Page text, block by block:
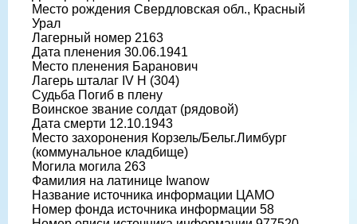
Место рождения Свердловская обл., Красный
Урал
Лагерный номер 2163
Дата пленения 30.06.1941
Место пленения Баранович
Лагерь шталаг IV H (304)
Судьба Погиб в плену
Воинское звание солдат (рядовой)
Дата смерти 12.10.1943
Место захоронения Корзель/Бельг.Лимбург
(коммунальное кладбище)
Могила могила 263
Фамилия на латинице Iwanow
Название источника информации ЦАМО
Номер фонда источника информации 58